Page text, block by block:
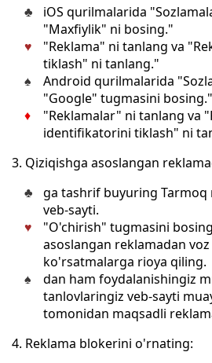
iOS qurilmalarida
"Maxfiylik" ni bosing."
"Reklama" ni tanlang va
tiklash" ni tanlang."
Android qurilmalarida
"Google" tugmasini bosing."
"Reklamalar" ni tanlang va
identifikatorini tiklash" ni
3. Qiziqishga asoslangan
ga tashrif buyuring Tarmoq
veb-sayti.
"O'chirish" tugmasini
asoslangan reklamadan
ko'rsatmalarga rioya qiling.
dan ham foydalanishingiz
tanlovlaringiz veb-sayti
tomonidan maqsadli
4. Reklama blokerini o'rnating: